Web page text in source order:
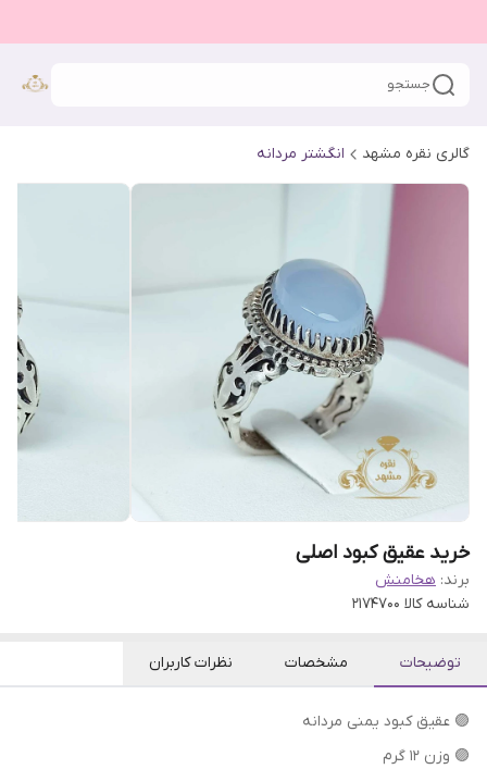
جستجو
گالری نقره مشهد انگشتر مردانه
خرید عقیق کبود اصلی
برند: هخامنش
شناسه کالا 2174700
توضیحات مشخصات نظرات کاربران
🟣 عقیق کبود یمنی مردانه
🟣 وزن 12 گرم